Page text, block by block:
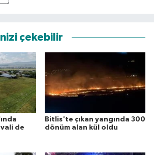
çekebilir
vali de
Bitlis'te çıkan yangında 300
dönüm alan kül oldu